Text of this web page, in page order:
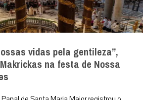
vidas pela gentileza”,
na festa de Nossa